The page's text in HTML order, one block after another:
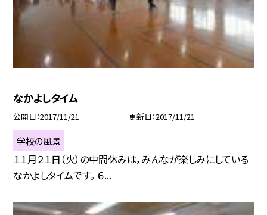
なかよしタイム
公開日 2017/11/21 更新日 2017/11/21
学校の風景
１１月２１日（火）の中間休みは，みんなが楽しみにしている
なかよしタイムです。 ６...